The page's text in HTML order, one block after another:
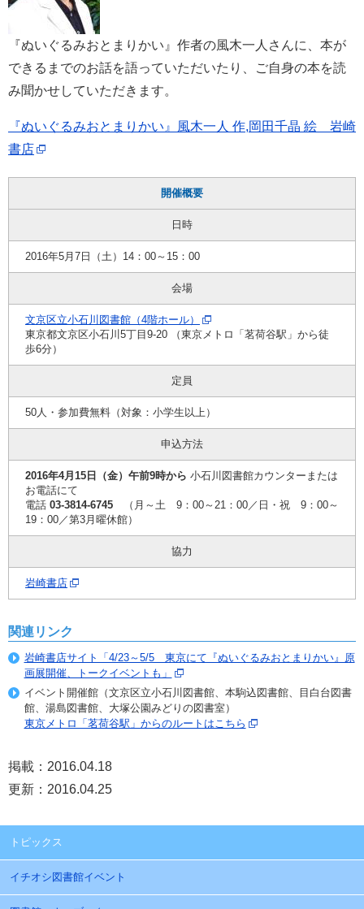
『ぬいぐるみおとまりかい』作者の風木一人さんに、本が
できるまでのお話を語っていただいたり、ご自身の本を読
み聞かせしていただきます。
『ぬいぐるみおとまりかい』風木一人 作,岡田千晶 絵 岩崎
書店
開催概要
日時
2016年5月7日（土）14：00～15：00
会場
文京区立小石川図書館（4階ホール）
東京都文京区小石川5丁目9-20 （東京メトロ「茗荷谷駅」から徒
歩6分）
定員
50人・参加費無料（対象：小学生以上）
申込方法
2016年4月15日（金）午前9時から 小石川図書館カウンターまたは
お電話にて
電話 03-3814-6745 （月～土 9：00～21：00／日・祝 9：00～
19：00／第3月曜休館）
協力
岩崎書店
関連リンク
岩崎書店サイト「4/23～5/5 東京にて『ぬいぐるみおとまりかい』原
画展開催、トークイベントも」
イベント開催館（文京区立小石川図書館、本駒込図書館、目白台図書
館、湯島図書館、大塚公園みどりの図書室）
東京メトロ「茗荷谷駅」からのルートはこちら
掲載：2016.04.18
更新：2016.04.25
トピックス
イチオシ図書館イベント